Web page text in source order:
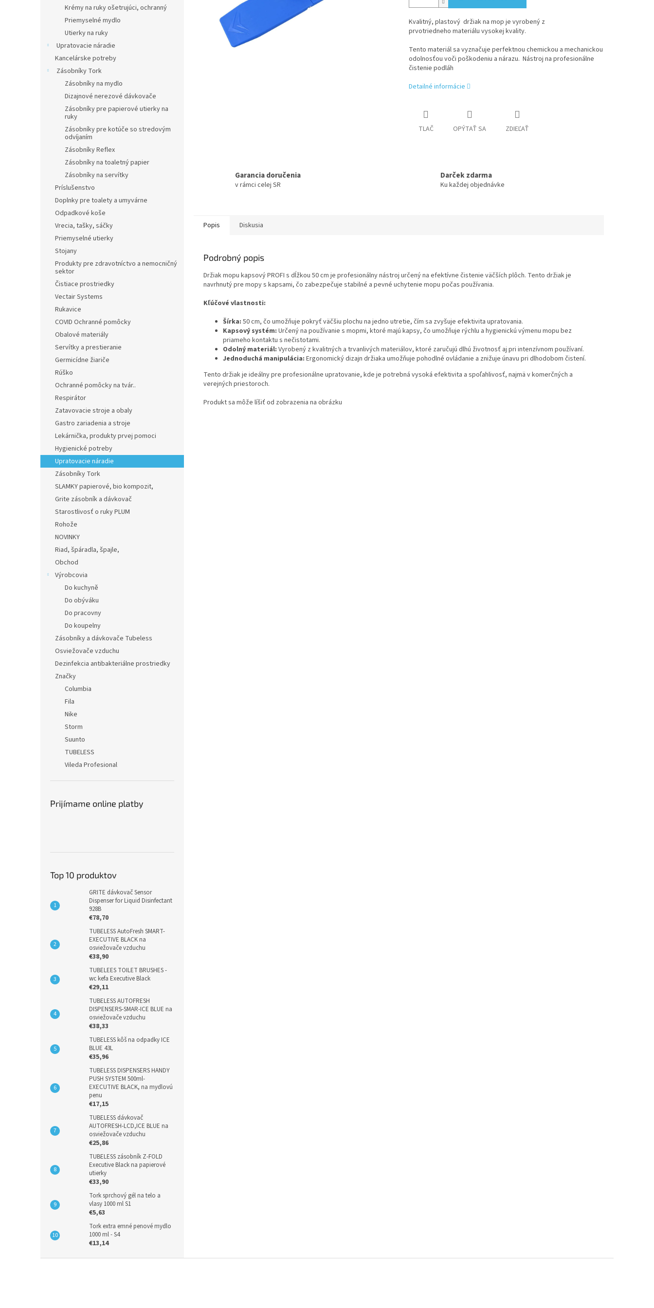
Krémy na ruky ošetrujúci, ochranný
Priemyselné mydlo
Utierky na ruky
Upratovacie náradie
Kancelárske potreby
Zásobníky Tork
Zásobníky na mydlo
Dizajnové nerezové dávkovače
Zásobníky pre papierové utierky na
ruky
Zásobníky pre kotúče so stredovým
odvíjaním
Zásobníky Reflex
Zásobníky na toaletný papier
Zásobníky na servítky
Príslušenstvo
Doplnky pre toalety a umyvárne
Odpadkové koše
Vrecia, tašky, sáčky
Priemyselné utierky
Stojany
Produkty pre zdravotníctvo a nemocničný
sektor
Čistiace prostriedky
Vectair Systems
Rukavice
COVID Ochranné pomôcky
Obalové materiály
Servítky a prestieranie
Germicídne žiariče
Rúško
Ochranné pomôcky na tvár..
Respirátor
Zatavovacie stroje a obaly
Gastro zariadenia a stroje
Lekárnička, produkty prvej pomoci
Hygienické potreby
Upratovacie náradie
Zásobníky Tork
SLAMKY papierové, bio kompozit,
Grite zásobník a dávkovač
Starostlivosť o ruky PLUM
Rohože
NOVINKY
Riad, špáradla, špajle,
Obchod
Výrobcovia
Do kuchyně
Do obýváku
Do pracovny
Do koupelny
Zásobníky a dávkovače Tubeless
Osviežovače vzduchu
Dezinfekcia antibakteriálne prostriedky
Značky
Columbia
Fila
Nike
Storm
Suunto
TUBELESS
Vileda Profesional
Prijímame online platby
Top 10 produktov
GRITE dávkovač Sensor
Dispenser for Liquid Disinfectant
928B
€78,70
TUBELESS AutoFresh SMART-
EXECUTIVE BLACK na
osviežovače vzduchu
€38,90
TUBELEES TOILET BRUSHES -
wc kefa Executive Black
€29,11
TUBELESS AUTOFRESH
DISPENSERS-SMAR-ICE BLUE na
osviežovače vzduchu
€38,33
TUBELESS kôš na odpadky ICE
BLUE 43L
€35,96
TUBELESS DISPENSERS HANDY
PUSH SYSTEM 500ml-
EXECUTIVE BLACK, na mydlovú
penu
€17,15
TUBELESS dávkovač
AUTOFRESH-LCD,ICE BLUE na
osviežovače vzduchu
€25,86
TUBELESS zásobník Z-FOLD
Executive Black na papierové
utierky
€33,90
Tork sprchový gél na telo a
vlasy 1000 ml S1
€5,63
Tork extra emné penové mydlo
1000 ml - S4
€13,14
Kvalitný, plastový držiak na mop je vyrobený z
prvotriedneho materiálu vysokej kvality.
Tento materiál sa vyznačuje perfektnou chemickou a mechanickou
odolnosťou voči poškodeniu a nárazu. Nástroj na profesionálne
čistenie podláh
Detailné informácie
TLAČ OPÝTAŤ SA ZDIEĽAŤ
Garancia doručenia
v rámci celej SR
Darček zdarma
Ku každej objednávke
Popis Diskusia
Podrobný popis
Držiak mopu kapsový PROFI s dĺžkou 50 cm je profesionálny nástroj určený na efektívne čistenie väčších plôch. Tento držiak je
navrhnutý pre mopy s kapsami, čo zabezpečuje stabilné a pevné uchytenie mopu počas používania.
Kľúčové vlastnosti:
Šírka: 50 cm, čo umožňuje pokryť väčšiu plochu na jedno utretie, čím sa zvyšuje efektivita upratovania.
Kapsový systém: Určený na používanie s mopmi, ktoré majú kapsy, čo umožňuje rýchlu a hygienickú výmenu mopu bez
priameho kontaktu s nečistotami.
Odolný materiál: Vyrobený z kvalitných a trvanlivých materiálov, ktoré zaručujú dlhú životnosť aj pri intenzívnom používaní.
Jednoduchá manipulácia: Ergonomický dizajn držiaka umožňuje pohodlné ovládanie a znižuje únavu pri dlhodobom čistení.
Tento držiak je ideálny pre profesionálne upratovanie, kde je potrebná vysoká efektivita a spoľahlivosť, najmä v komerčných a
verejných priestoroch.
Produkt sa môže líšiť od zobrazenia na obrázku